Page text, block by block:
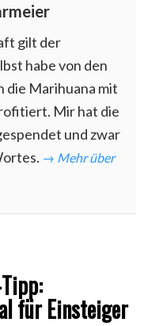
gilt der
habe von den
Marihuana mit
Mir hat die
und zwar
→ Mehr über
für Einsteiger